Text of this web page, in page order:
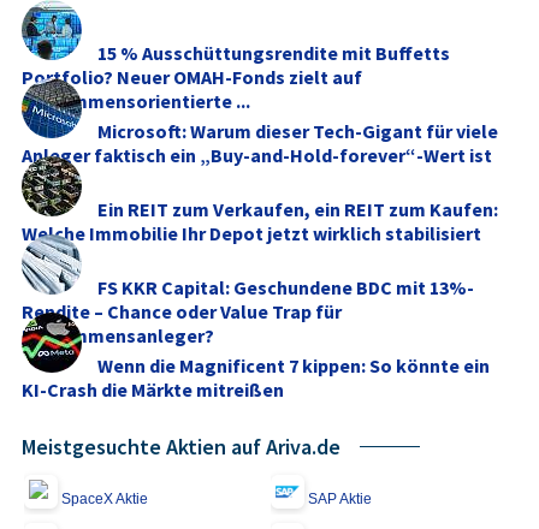
15 % Ausschüttungsrendite mit Buffetts
Portfolio? Neuer OMAH-Fonds zielt auf
einkommensorientierte ...
Microsoft: Warum dieser Tech-Gigant für viele
Anleger faktisch ein „Buy-and-Hold-forever“-Wert ist
Ein REIT zum Verkaufen, ein REIT zum Kaufen:
Welche Immobilie Ihr Depot jetzt wirklich stabilisiert
FS KKR Capital: Geschundene BDC mit 13%-
Rendite – Chance oder Value Trap für
Einkommensanleger?
Wenn die Magnificent 7 kippen: So könnte ein
KI-Crash die Märkte mitreißen
Meistgesuchte Aktien auf Ariva.de
SpaceX Aktie SAP Aktie